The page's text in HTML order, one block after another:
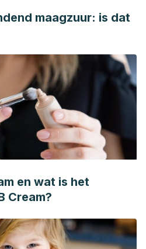
maagzuur: is dat
en wat is het
Cream?